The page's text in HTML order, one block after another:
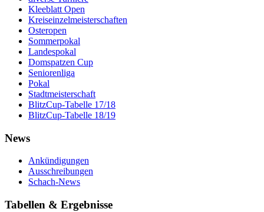
Kleeblatt Open
Kreiseinzelmeisterschaften
Osteropen
Sommerpokal
Landespokal
Domspatzen Cup
Seniorenliga
Pokal
Stadtmeisterschaft
BlitzCup-Tabelle 17/18
BlitzCup-Tabelle 18/19
News
Ankündigungen
Ausschreibungen
Schach-News
Tabellen & Ergebnisse